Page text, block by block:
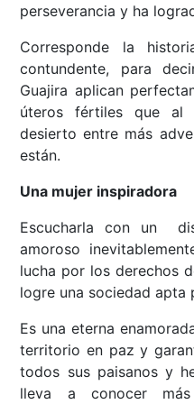
perseverancia y ha
Corresponde la
contundente, para
Guajira aplican
úteros fértiles que al
desierto entre más
están.
Una mujer inspiradora
Escucharla con un
amoroso
lucha por los derechos
logre una sociedad apta
Es una eterna
territorio en paz y
todos sus paisanos y
lleva a conocer